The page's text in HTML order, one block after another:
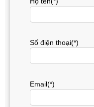
Số điện thoại(*)
Email(*)